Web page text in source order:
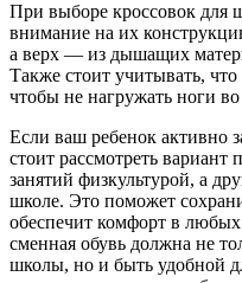
При выборе кроссовок для
внимание на их
а верх — из дышащих
Также стоит учитывать,
чтобы не нагружать ноги
Если ваш ребенок активно
стоит рассмотреть
занятий физкультурой, а
школе. Это поможет
обеспечит комфорт в
сменная обувь должна не
школы, но и быть удобной